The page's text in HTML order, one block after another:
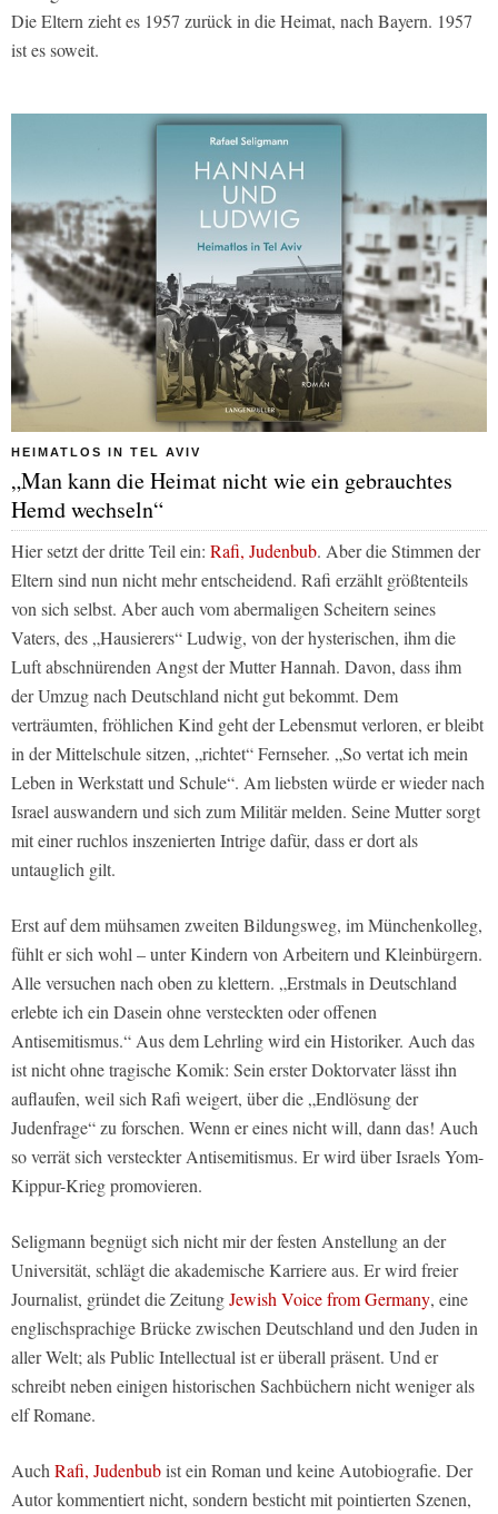
Die Eltern zieht es 1957 zurück in die Heimat, nach Bayern. 1957
ist es soweit.
HEIMATLOS IN TEL AVIV
„Man kann die Heimat nicht wie ein gebrauchtes
Hemd wechseln“
Hier setzt der dritte Teil ein: Rafi, Judenbub. Aber die Stimmen der
Eltern sind nun nicht mehr entscheidend. Rafi erzählt größtenteils
von sich selbst. Aber auch vom abermaligen Scheitern seines
Vaters, des „Hausierers“ Ludwig, von der hysterischen, ihm die
Luft abschnürenden Angst der Mutter Hannah. Davon, dass ihm
der Umzug nach Deutschland nicht gut bekommt. Dem
verträumten, fröhlichen Kind geht der Lebensmut verloren, er bleibt
in der Mittelschule sitzen, „richtet“ Fernseher. „So vertat ich mein
Leben in Werkstatt und Schule“. Am liebsten würde er wieder nach
Israel auswandern und sich zum Militär melden. Seine Mutter sorgt
mit einer ruchlos inszenierten Intrige dafür, dass er dort als
untauglich gilt.
Erst auf dem mühsamen zweiten Bildungsweg, im Münchenkolleg,
fühlt er sich wohl – unter Kindern von Arbeitern und Kleinbürgern.
Alle versuchen nach oben zu klettern. „Erstmals in Deutschland
erlebte ich ein Dasein ohne versteckten oder offenen
Antisemitismus.“ Aus dem Lehrling wird ein Historiker. Auch das
ist nicht ohne tragische Komik: Sein erster Doktorvater lässt ihn
auflaufen, weil sich Rafi weigert, über die „Endlösung der
Judenfrage“ zu forschen. Wenn er eines nicht will, dann das! Auch
so verrät sich versteckter Antisemitismus. Er wird über Israels Yom-
Kippur-Krieg promovieren.
Seligmann begnügt sich nicht mir der festen Anstellung an der
Universität, schlägt die akademische Karriere aus. Er wird freier
Journalist, gründet die ZeitungJewish Voice from Germany, eine
englischsprachige Brücke zwischen Deutschland und den Juden in
aller Welt; als Public Intellectual ist er überall präsent. Und er
schreibt neben einigen historischen Sachbüchern nicht weniger als
elf Romane.
Auch Rafi, Judenbubist ein Roman und keine Autobiografie. Der
Autor kommentiert nicht, sondern besticht mit pointierten Szenen,